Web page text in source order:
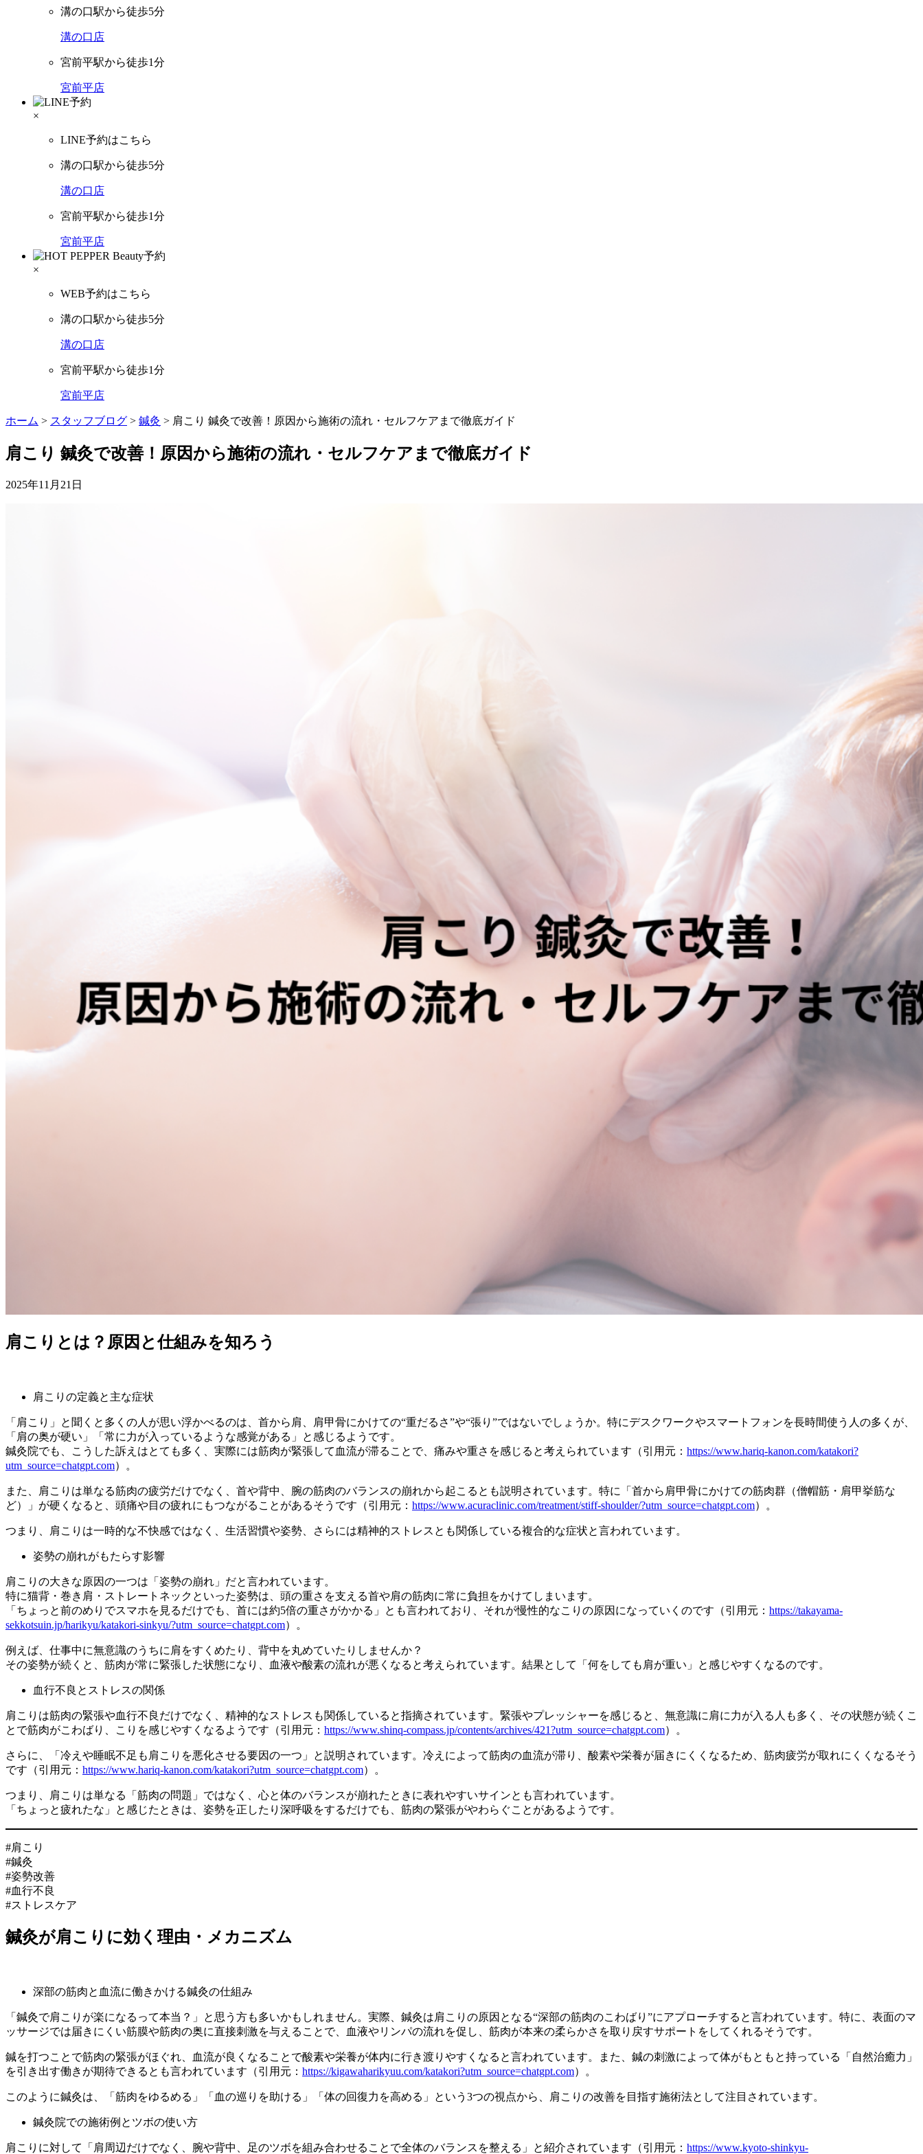
溝の口駅から徒歩5分
溝の口店
宮前平駅から徒歩1分
宮前平店
×
LINE予約はこちら
溝の口駅から徒歩5分
溝の口店
宮前平駅から徒歩1分
宮前平店
×
WEB予約はこちら
溝の口駅から徒歩5分
溝の口店
宮前平駅から徒歩1分
宮前平店
ホーム > スタッフブログ > 鍼灸 > 肩こり 鍼灸で改善！原因から施術の流れ・セルフケアまで徹底ガイド
肩こり 鍼灸で改善！原因から施術の流れ・セルフケアまで徹底ガイド
2025年11月21日
肩こりとは？原因と仕組みを知ろう
肩こりの定義と主な症状
「肩こり」と聞くと多くの人が思い浮かべるのは、首から肩、肩甲骨にかけての“重だるさ”や“張り”ではないでしょうか。特にデスクワークやスマートフォンを長時間使う人の多くが、
「肩の奥が硬い」「常に力が入っているような感覚がある」と感じるようです。
鍼灸院でも、こうした訴えはとても多く、実際には筋肉が緊張して血流が滞ることで、痛みや重さを感じると考えられています（引用元： https://www.hariq-kanon.com/katakori?
utm_source=chatgpt.com）。
また、肩こりは単なる筋肉の疲労だけでなく、首や背中、腕の筋肉のバランスの崩れから起こるとも説明されています。特に「首から肩甲骨にかけての筋肉群（僧帽筋・肩甲挙筋な
ど）」が硬くなると、頭痛や目の疲れにもつながることがあるそうです（引用元： https://www.acuraclinic.com/treatment/stiff-shoulder/?utm_source=chatgpt.com）。
つまり、肩こりは一時的な不快感ではなく、生活習慣や姿勢、さらには精神的ストレスとも関係している複合的な症状と言われています。
姿勢の崩れがもたらす影響
肩こりの大きな原因の一つは「姿勢の崩れ」だと言われています。
特に猫背・巻き肩・ストレートネックといった姿勢は、頭の重さを支える首や肩の筋肉に常に負担をかけてしまいます。
「ちょっと前のめりでスマホを見るだけでも、首には約5倍の重さがかかる」とも言われており、それが慢性的なこりの原因になっていくのです（引用元： https://takayama-
sekkotsuin.jp/harikyu/katakori-sinkyu/?utm_source=chatgpt.com）。
例えば、仕事中に無意識のうちに肩をすくめたり、背中を丸めていたりしませんか？
その姿勢が続くと、筋肉が常に緊張した状態になり、血液や酸素の流れが悪くなると考えられています。結果として「何をしても肩が重い」と感じやすくなるのです。
血行不良とストレスの関係
肩こりは筋肉の緊張や血行不良だけでなく、精神的なストレスも関係していると指摘されています。緊張やプレッシャーを感じると、無意識に肩に力が入る人も多く、その状態が続くこ
とで筋肉がこわばり、こりを感じやすくなるようです（引用元： https://www.shinq-compass.jp/contents/archives/421?utm_source=chatgpt.com）。
さらに、「冷えや睡眠不足も肩こりを悪化させる要因の一つ」と説明されています。冷えによって筋肉の血流が滞り、酸素や栄養が届きにくくなるため、筋肉疲労が取れにくくなるそう
です（引用元： https://www.hariq-kanon.com/katakori?utm_source=chatgpt.com）。
つまり、肩こりは単なる「筋肉の問題」ではなく、心と体のバランスが崩れたときに表れやすいサインとも言われています。
「ちょっと疲れたな」と感じたときは、姿勢を正したり深呼吸をするだけでも、筋肉の緊張がやわらぐことがあるようです。
#肩こり
#鍼灸
#姿勢改善
#血行不良
#ストレスケア
鍼灸が肩こりに効く理由・メカニズム
深部の筋肉と血流に働きかける鍼灸の仕組み
「鍼灸で肩こりが楽になるって本当？」と思う方も多いかもしれません。実際、鍼灸は肩こりの原因となる“深部の筋肉のこわばり”にアプローチすると言われています。特に、表面のマ
ッサージでは届きにくい筋膜や筋肉の奥に直接刺激を与えることで、血液やリンパの流れを促し、筋肉が本来の柔らかさを取り戻すサポートをしてくれるそうです。
鍼を打つことで筋肉の緊張がほぐれ、血流が良くなることで酸素や栄養が体内に行き渡りやすくなると言われています。また、鍼の刺激によって体がもともと持っている「自然治癒力」
を引き出す働きが期待できるとも言われています（引用元： https://kigawaharikyuu.com/katakori?utm_source=chatgpt.com）。
このように鍼灸は、「筋肉をゆるめる」「血の巡りを助ける」「体の回復力を高める」という3つの視点から、肩こりの改善を目指す施術法として注目されています。
鍼灸院での施術例とツボの使い方
肩こりに対して「肩周辺だけでなく、腕や背中、足のツボを組み合わせることで全体のバランスを整える」と紹介されています（引用元： https://www.kyoto-shinkyu-